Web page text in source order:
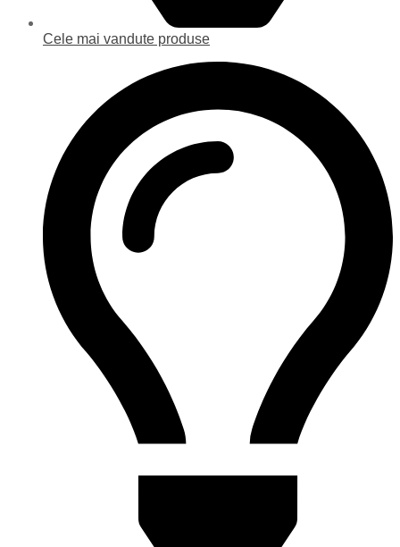
Cele mai vandute produse